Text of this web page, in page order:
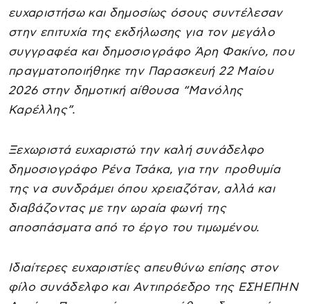
ευχαριστήσω και δημοσίως όσους συντέλεσαν
στην επιτυχία της εκδήλωσης για τον μεγάλο
συγγραφέα και δημοσιογράφο Άρη Φακίνο, που
πραγματοποιήθηκε την Παρασκευή 22 Μαίου
2026 στην δημοτική αίθουσα “Μανόλης
Καρέλλης”.
Ξεχωριστά ευχαριστώ την καλή συνάδελφο
δημοσιογράφο Ρένα Τσάκα, για την προθυμία
της να συνδράμει όπου χρειαζόταν, αλλά και
διαβάζοντας με την ωραία φωνή της
αποσπάσματα από το έργο του τιμωμένου.
Ιδιαίτερες ευχαριστίες απευθύνω επίσης στον
φίλο συνάδελφο και Αντιπρόεδρο της ΕΣΗΕΠΗΝ